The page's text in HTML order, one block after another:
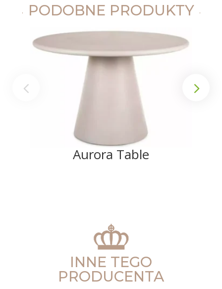
PODOBNE PRODUKTY
Aurora Table
INNE TEGO
PRODUCENTA